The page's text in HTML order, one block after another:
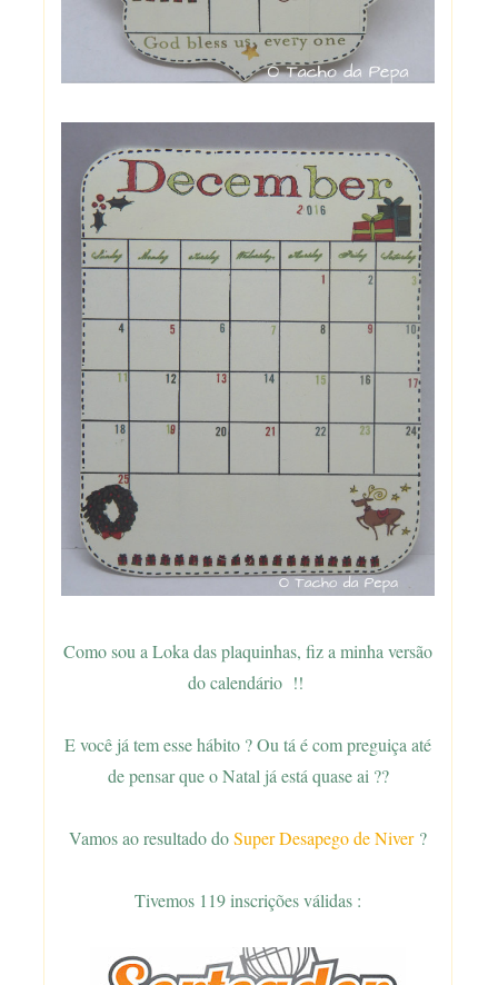
Como sou a Loka das plaquinhas, fiz a minha versão
do calendário !!
E você já tem esse hábito ? Ou tá é com preguiça até
de pensar que o Natal já está quase ai ??
Vamos ao resultado doSuper Desapego de Niver?
Tivemos 119 inscrições válidas :